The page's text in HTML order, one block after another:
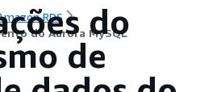
RDS
do Aurora MySQL
do
de